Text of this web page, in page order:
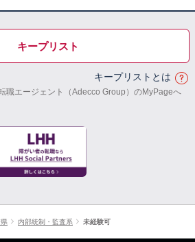
キープリスト
キープリストとは
職エージェント（Adecco Group）のMyPageへ
内部統制・監査系 未経験可